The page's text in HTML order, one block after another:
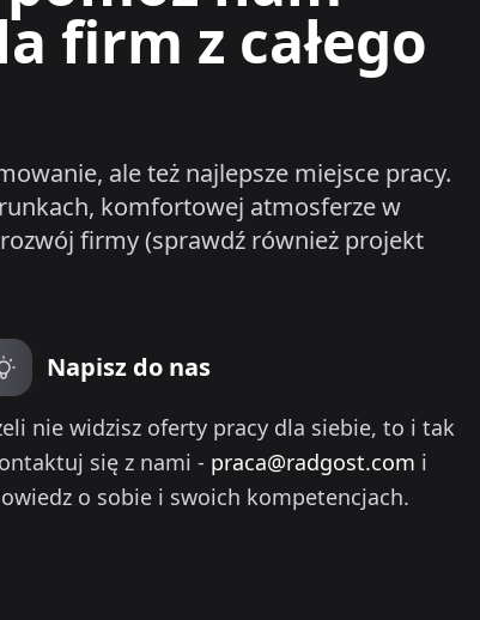
firm z całego
ale też najlepsze miejsce pracy.
komfortowej atmosferze w
firmy (sprawdź również projekt
Napisz do nas
nie widzisz oferty pracy dla siebie, to i tak
się z nami - praca@radgost.com i
o sobie i swoich kompetencjach.